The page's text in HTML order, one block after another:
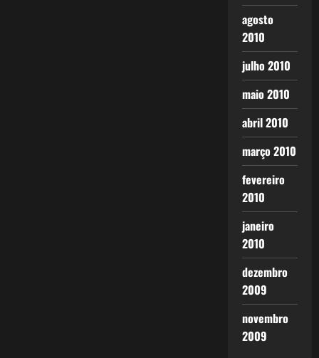
agosto
2010
julho 2010
maio 2010
abril 2010
março 2010
fevereiro
2010
janeiro
2010
dezembro
2009
novembro
2009